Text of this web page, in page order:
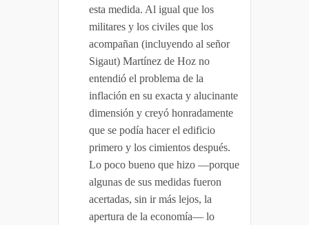
esta medida. Al igual que los
militares y los civiles que los
acompañan (incluyendo al señor
Sigaut) Martínez de Hoz no
entendió el problema de la
inflación en su exacta y alucinante
dimensión y creyó honradamente
que se podía hacer el edificio
primero y los cimientos después.
Lo poco bueno que hizo —porque
algunas de sus medidas fueron
acertadas, sin ir más lejos, la
apertura de la economía— lo